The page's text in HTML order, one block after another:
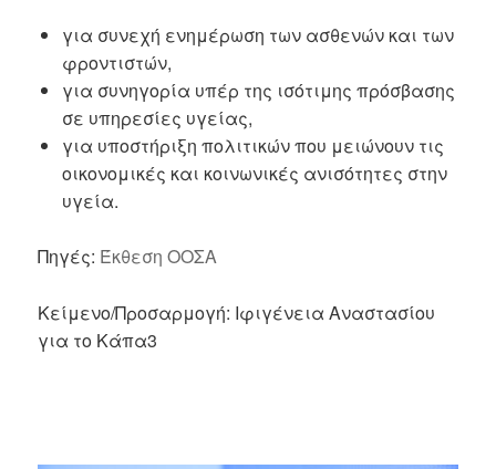
για συνεχή ενημέρωση των ασθενών και των
φροντιστών,
για συνηγορία υπέρ της ισότιμης πρόσβασης
σε υπηρεσίες υγείας,
για υποστήριξη πολιτικών που μειώνουν τις
οικονομικές και κοινωνικές ανισότητες στην
υγεία.
Πηγές: Έκθεση ΟΟΣΑ
Κείμενο/Προσαρμογή: Ιφιγένεια Αναστασίου
για το Κάπα3